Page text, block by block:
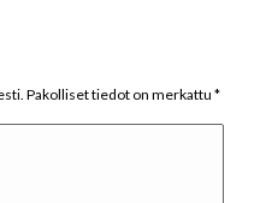
Pakolliset tiedot on merkattu *